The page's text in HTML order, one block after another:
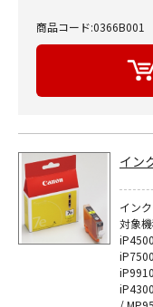
商品コード:0366B001
イン
イン
対象